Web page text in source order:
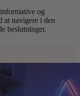
og
at navigere i den
beslutninger.